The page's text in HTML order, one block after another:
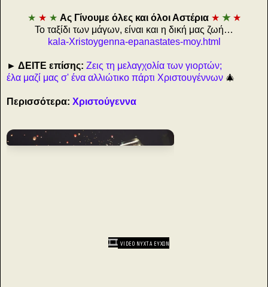
★ ★ ★ Ας Γίνουμε όλες και όλοι Αστέρια ★ ★★
Το ταξίδι των μάγων, είναι και η δική μας ζωή…
kala-Xristoygenna-epanastates-moy.html
► ΔΕΙΤΕ επίσης: Ζεις τη μελαγχολία των γιορτών;
έλα μαζί μας σ' ένα αλλιώτικο πάρτι Χριστουγέννων 🎄
Περισσότερα: Χριστούγεννα
🎞️ VIDEO NYXTA ΕΥΧΩΝ